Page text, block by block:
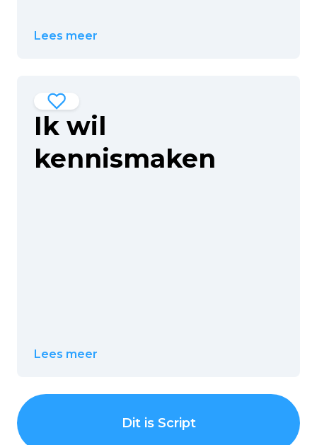
Lees meer
Ik wil
kennismaken
Lees meer
Dit is Script